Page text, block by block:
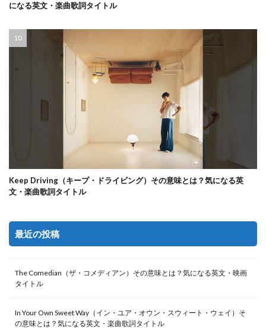
になる英文・楽曲歌詞タイトル
Keep Driving（キープ・ドライビング）その意味とは？気になる英
文・楽曲歌詞タイトル
最近の投稿
The Comedian（ザ・コメディアン）その意味とは？気になる英文・映画
タイトル
In Your Own Sweet Way（イン・ユア・オウン・スウィート・ウェイ）そ
の意味とは？気になる英文・楽曲歌詞タイトル